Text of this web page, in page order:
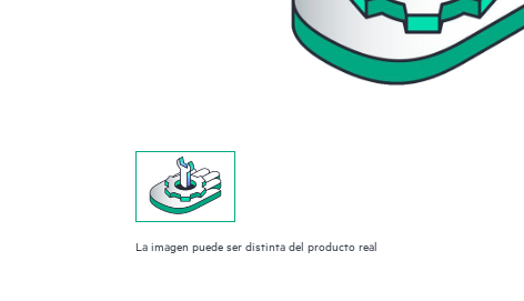
La imagen puede ser distinta del producto real